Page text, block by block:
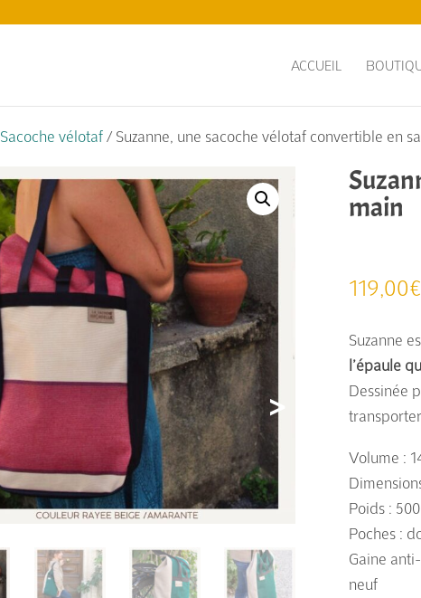
ACCUEIL
Sacoche vélotaf/ Suzanne, une sacoche vélotaf convertible en
main
119,00€
Suzanne
l’épaule
Dessinée
Volume :
Poids :
Poches :
Gaine
neuf